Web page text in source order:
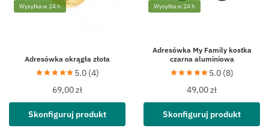
Wysyłka w 24 h
Adresówka okrągła złota
5.0 (4)
69,00zł
Skonfiguruj produkt
Wysyłka w 24 h
Adresówka My Family kostka
czarna aluminiowa
5.0 (8)
49,00zł
Skonfiguruj produkt